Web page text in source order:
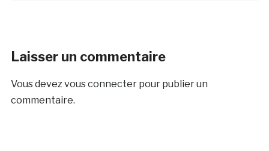
Laisser un commentaire
Vous devez vous connecterpour publier un
commentaire.